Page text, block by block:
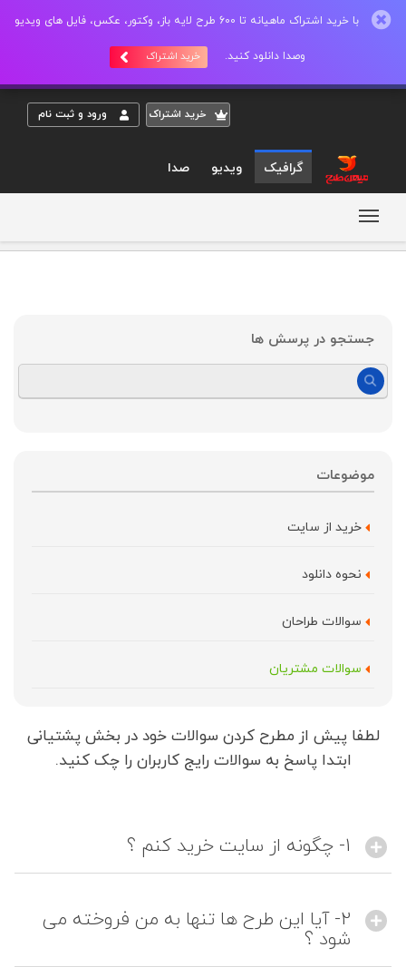
با خرید اشتراک ماهیانه تا 600 طرح لایه باز، وکتور، عکس، فایل های ویدیو
وصدا دانلود کنید. خرید اشتراک
خريد اشتراک ورود و ثبت نام
گرافیک ویدیو صدا
سوالات متداول کاربران و خريداران
جستجو در پرسش ها
موضوعات
خريد از سايت
نحوه دانلود
سوالات طراحان
سوالات مشتریان
لطفا پیش از مطرح کردن سوالات خود در بخش پشتیانی
ابتدا پاسخ به سوالات رایج کاربران را چک کنید.
1- چگونه از سایت خرید کنم ؟
2- آیا این طرح ها تنها به من فروخته می
شود ؟